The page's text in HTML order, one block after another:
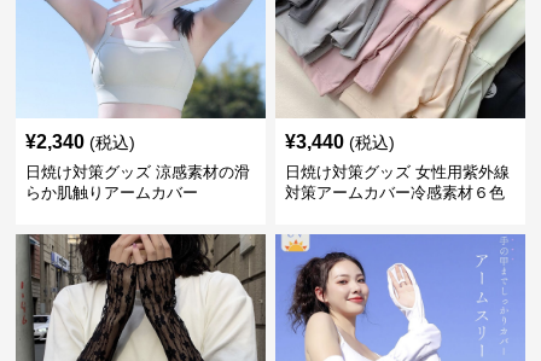
¥2,340 (税込)
日焼け対策グッズ 涼感素材の滑
らか肌触りアームカバー
¥3,440 (税込)
日焼け対策グッズ 女性用紫外線
対策アームカバー冷感素材６色